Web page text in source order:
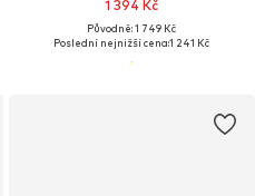
1 394 Kč
Původně: 1 749 Kč
Poslední nejnižší cena:1 241 Kč